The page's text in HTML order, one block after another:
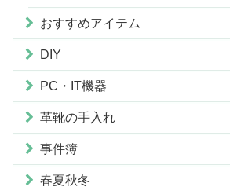
おすすめアイテム
DIY
PC・IT機器
革靴の手入れ
事件簿
春夏秋冬